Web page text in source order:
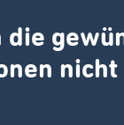
die
nicht